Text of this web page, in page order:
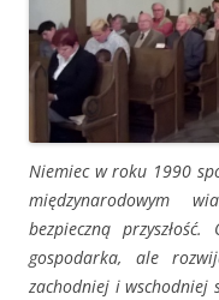
Niemiec w roku 1990
międzynarodowym
bezpieczną
gospodarka, ale
zachodniej i wschodniej